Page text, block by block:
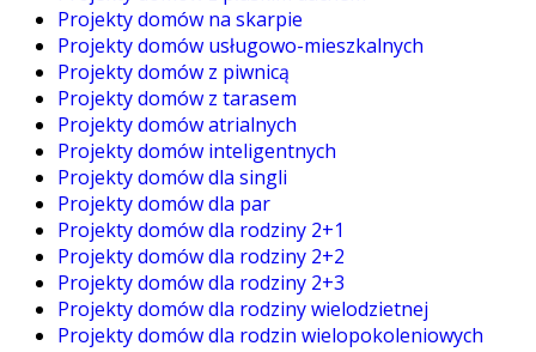
Projekty domów na skarpie
Projekty domów usługowo-mieszkalnych
Projekty domów z piwnicą
Projekty domów z tarasem
Projekty domów atrialnych
Projekty domów inteligentnych
Projekty domów dla singli
Projekty domów dla par
Projekty domów dla rodziny 2+1
Projekty domów dla rodziny 2+2
Projekty domów dla rodziny 2+3
Projekty domów dla rodziny wielodzietnej
Projekty domów dla rodzin wielopokoleniowych